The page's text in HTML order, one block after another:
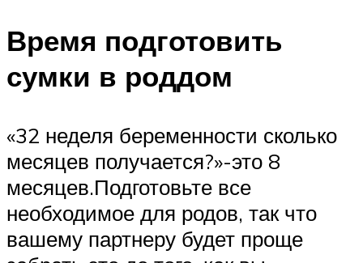
Время подготовить
сумки в роддом
«32 неделя беременности сколько
месяцев получается?»-это 8
месяцев.Подготовьте все
необходимое для родов, так что
вашему партнеру будет проще